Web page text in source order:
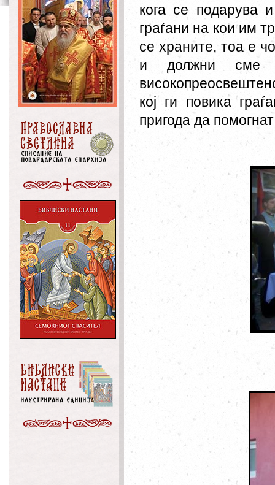
кога се подарува
граѓани на кои им
се храните, тоа е
и должни
кој ги повика
пригода да